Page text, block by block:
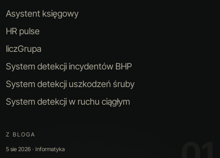
Asystent księgowy
HR pulse
liczGrupa
System detekcji incydentów BHP
System detekcji uszkodzeń śruby
System detekcji w ruchu ciągłym
Z BLOGA
5 sie 2026 · Informatyka